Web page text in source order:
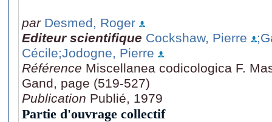
par Desmed, Roger
Editeur scientifique Cockshaw, Pierre
Cécile;Jodogne, Pierre
Référence Miscellanea codicologica F.
Gand, page (519-527)
Publication Publié, 1979
Partie d'ouvrage collectif